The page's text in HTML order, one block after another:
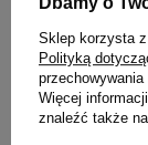
Szampon Mila
Pure Volume
Oczyszczanie i
250 ml
Sklep korzysta
Polityką
przechowywania
Więcej
znaleźć także